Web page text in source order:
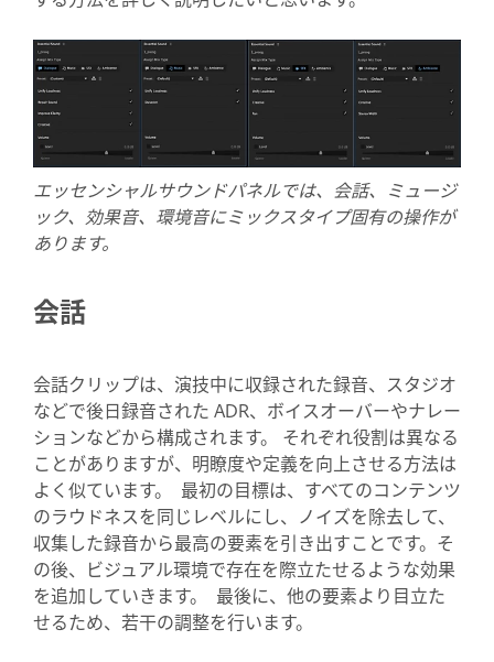
エッセンシャルサウンドパネルでは、会話、ミュージ
ック、効果音、環境音にミックスタイプ固有の操作が
あります。
会話
会話クリップは、演技中に収録された録音、スタジオ
などで後日録音された ADR、ボイスオーバーやナレー
ションなどから構成されます。 それぞれ役割は異なる
ことがありますが、明瞭度や定義を向上させる方法は
よく似ています。 最初の目標は、すべてのコンテンツ
のラウドネスを同じレベルにし、ノイズを除去して、
収集した録音から最高の要素を引き出すことです。そ
の後、ビジュアル環境で存在を際立たせるような効果
を追加していきます。 最後に、他の要素より目立た
せるため、若干の調整を行います。